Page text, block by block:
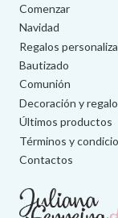
Comenzar
Navidad
Regalos
Bautizado
Comunión
Decoración y
Últimos productos
Términos y
Contactos